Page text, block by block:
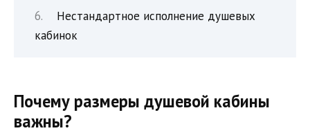
Нестандартное исполнение душевых
кабинок
Почему размеры душевой кабины
важны?